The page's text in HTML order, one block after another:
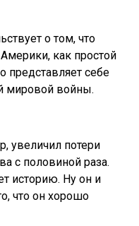
о том, что
как простой
представляет себе
мировой войны.
увеличил потери
с половиной раза.
историю. Ну он и
что он хорошо